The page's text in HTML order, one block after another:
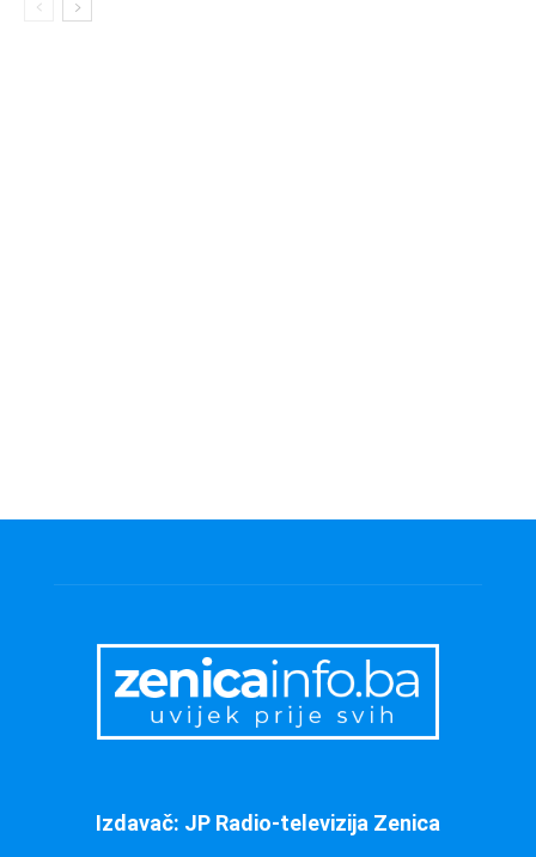
Izdavač: JP Radio-televizija Zenica